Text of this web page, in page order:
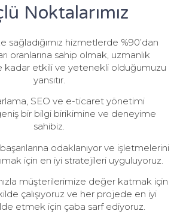
Noktalarımız
sağladığımız hizmetlerde %90’dan
oranlarına sahip olmak, uzmanlık
kadar etkili ve yetenekli olduğumuzu
yansıtır.
SEO ve e-ticaret yönetimi
bir bilgi birikimine ve deneyime
sahibiz.
odaklanıyor ve işletmelerini
için en iyi stratejileri uyguluyoruz.
müşterilerimize değer katmak için
çalışıyoruz ve her projede en iyi
etmek için çaba sarf ediyoruz.